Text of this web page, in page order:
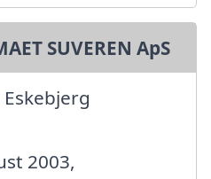
SUVEREN ApS
2003,